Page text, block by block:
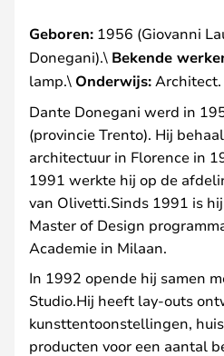
Geboren: 1956 (Giovanni
Donegani).\ Bekende
lamp.\ Onderwijs: Architect.
Dante Donegani werd in
(provincie Trento). Hij
architectuur in Florence in
1991 werkte hij op de
van Olivetti.Sinds 1991 is
Master of Design
Academie in Milaan.
In 1992 opende hij samen
Studio.Hij heeft lay-outs
kunsttentoonstellingen,
producten voor een aantal